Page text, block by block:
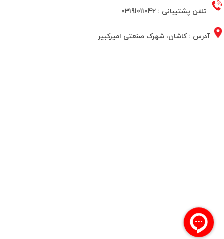
:
03191011042
شهرک صنعتی امیرکبیر